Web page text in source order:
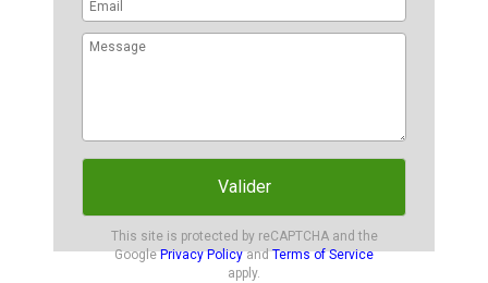
Valider
This site is protected by reCAPTCHA and the
GooglePrivacy PolicyandTerms of Service
apply.